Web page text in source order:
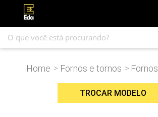
Home > Fornos e tornos > Fornos
TROCAR MODELO